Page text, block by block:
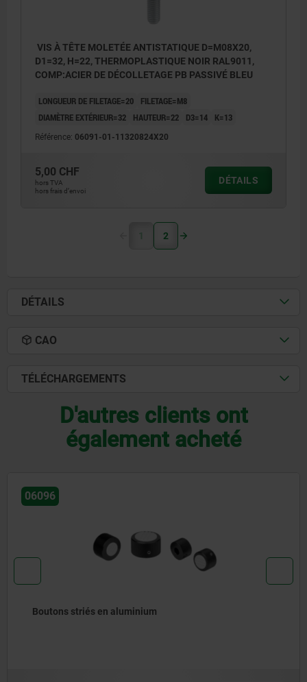
VIS À TÊTE MOLETÉE ANTISTATIQUE D=M08X20,
D1=32, H=22, THERMOPLASTIQUE NOIR RAL9011,
COMP:ACIER DE DÉCOLLETAGE PB PASSIVÉ BLEU
LONGUEUR DE FILETAGE=20
FILETAGE=M8
DIAMÈTRE EXTÉRIEUR=32
HAUTEUR=22 D3=14 K=13
Référence: 06091-01-11320824X20
5,00 CHF
hors TVA
hors frais d’envoi
DÉTAILS
1 2
DÉTAILS
CAO
TÉLÉCHARGEMENTS
D'autres clients ont
également acheté
Vis à tête moletée